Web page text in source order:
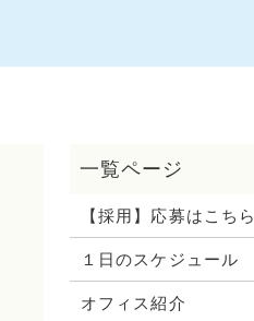
【採用】応募はこちら
１日のスケジュール
オフィス紹介